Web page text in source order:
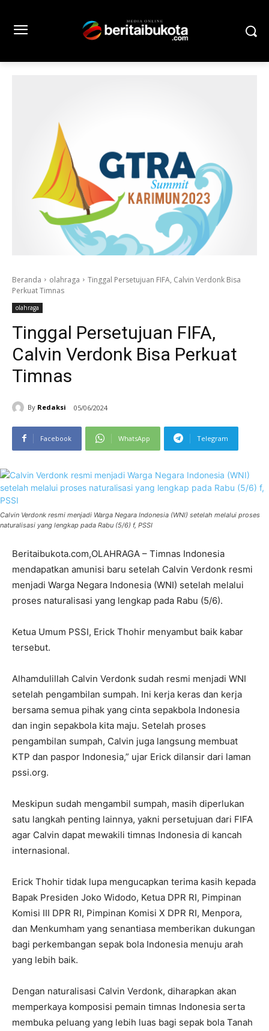
Beranda olahraga
Tinggal Persetujuan FIFA, Calvin Verdonk Bisa
Perkuat Timnas
olahraga
Tinggal Persetujuan FIFA,
Calvin Verdonk Bisa Perkuat
Timnas
By Redaksi 05/06/2024
Facebook WhatsApp Telegram
Calvin Verdonk resmi menjadi Warga Negara Indonesia (WNI) setelah melalui proses
naturalisasi yang lengkap pada Rabu (5/6) f, PSSI
Beritaibukota.com,OLAHRAGA – Timnas Indonesia
mendapatkan amunisi baru setelah Calvin Verdonk resmi
menjadi Warga Negara Indonesia (WNI) setelah melalui
proses naturalisasi yang lengkap pada Rabu (5/6).
Ketua Umum PSSI, Erick Thohir menyambut baik kabar
tersebut.
Alhamdulillah Calvin Verdonk sudah resmi menjadi WNI
setelah pengambilan sumpah. Ini kerja keras dan kerja
bersama semua pihak yang cinta sepakbola Indonesia
dan ingin sepakbola kita maju. Setelah proses
pengambilan sumpah, Calvin juga langsung membuat
KTP dan paspor Indonesia,” ujar Erick dilansir dari laman
pssi.org.
Meskipun sudah mengambil sumpah, masih diperlukan
satu langkah penting lainnya, yakni persetujuan dari FIFA
agar Calvin dapat mewakili timnas Indonesia di kancah
internasional.
Erick Thohir tidak lupa mengucapkan terima kasih kepada
Bapak Presiden Joko Widodo, Ketua DPR RI, Pimpinan
Komisi III DPR RI, Pimpinan Komisi X DPR RI, Menpora,
dan Menkumham yang senantiasa memberikan dukungan
bagi perkembangan sepak bola Indonesia menuju arah
yang lebih baik.
Dengan naturalisasi Calvin Verdonk, diharapkan akan
memperkaya komposisi pemain timnas Indonesia serta
membuka peluang yang lebih luas bagi sepak bola Tanah